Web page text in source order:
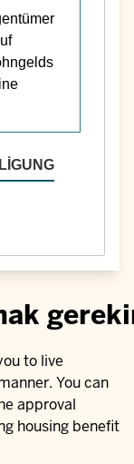
to live
You can
approval
housing benefit